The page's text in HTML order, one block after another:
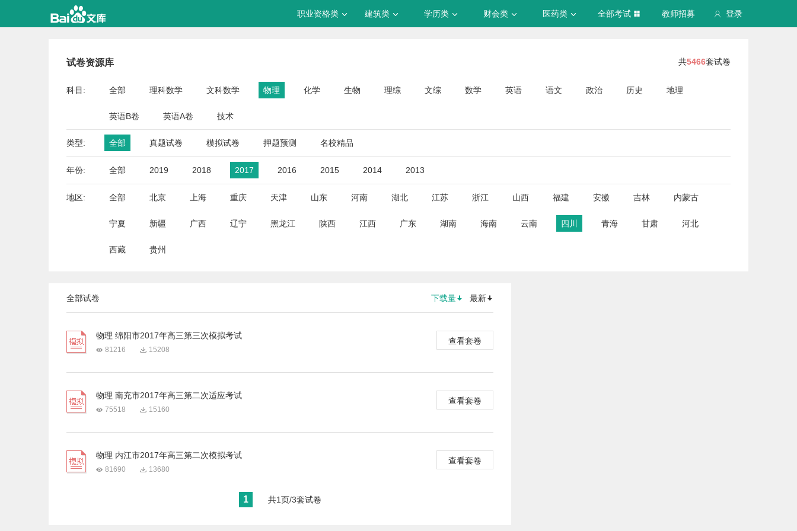
登录
职业资格类 建筑类 学历类 财会类 医药类 全部考试 教师招募
试卷资源库 共5466套试卷
科目: 全部 理科数学 文科数学 物理 化学 生物 理综 文综 数学 英语 语文 政治 历史 地理
英语B卷 英语A卷 技术
类型: 全部 真题试卷 模拟试卷 押题预测 名校精品
年份: 全部 2019 2018 2017 2016 2015 2014 2013
地区: 全部 北京 上海 重庆 天津 山东 河南 湖北 江苏 浙江 山西 福建 安徽 吉林 内蒙古
宁夏 新疆 广西 辽宁 黑龙江 陕西 江西 广东 湖南 海南 云南 四川 青海 甘肃 河北
西藏 贵州
全部试卷 下载量 最新
物理 绵阳市2017年高三第三次模拟考试
81216 15208
查看套卷
物理 南充市2017年高三第二次适应考试
75518 15160
查看套卷
物理 内江市2017年高三第二次模拟考试
81690 13680
查看套卷
1 共1页/3套试卷